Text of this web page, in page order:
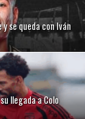
y se queda con Iván
llegada a Colo